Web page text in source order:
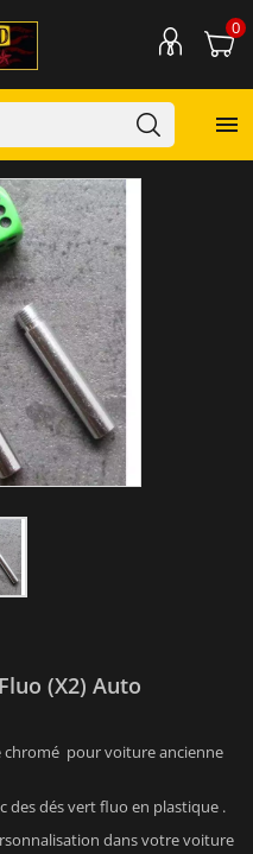
0

(x2) Auto
chromé pour voiture ancienne
des dés vert fluo en plastique .
dans votre voiture